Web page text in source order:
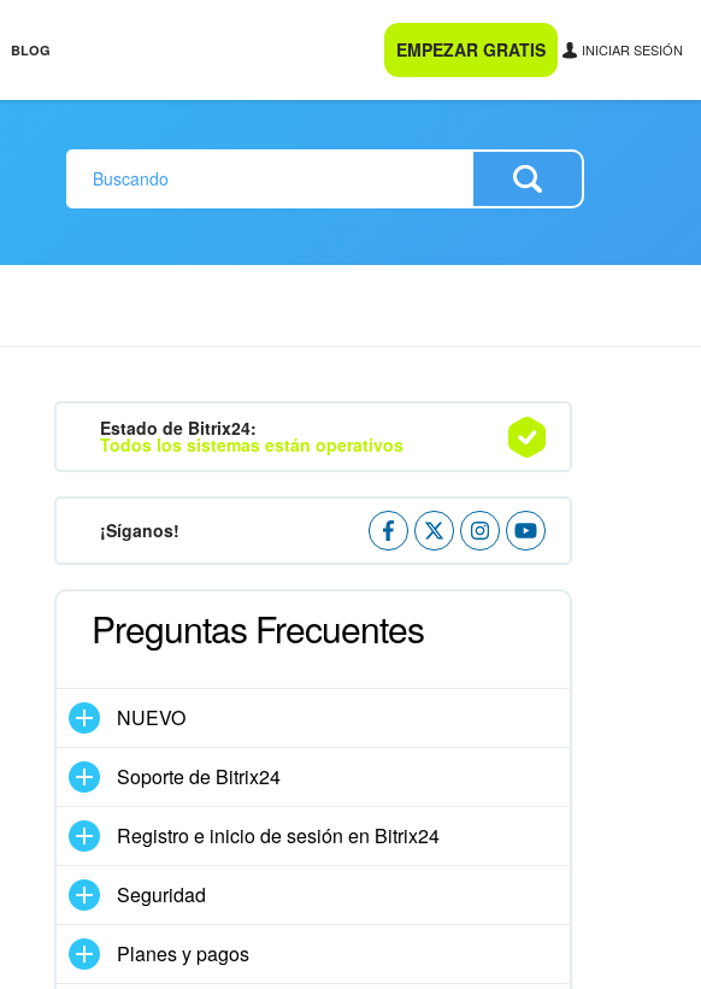
BLOG EMPEZAR GRATIS INICIAR SESIÓN
Estado de Bitrix24:
Todos los sistemas están operativos
¡Síganos!
Preguntas Frecuentes
NUEVO
Soporte de Bitrix24
Registro e inicio de sesión en Bitrix24
Seguridad
Planes y pagos